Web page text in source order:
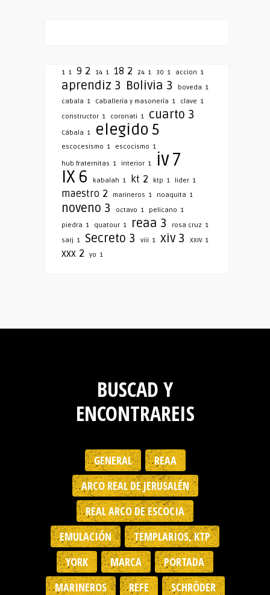
1 1 9 2 14 1 18 2 24 1 30 1 accion 1
aprendiz 3 Bolivia 3 boveda 1
cabala 1 Caballería y masonería 1 clave 1
constructor 1 coronati 1 cuarto 3
Cábala 1 elegido5
escocesismo 1 escocismo 1
hub fraternitas 1 interior 1 iv7
IX 6 kabalah 1 kt 2 ktp 1 lider 1
maestro 2 marineros 1 noaquita 1
noveno 3 octavo 1 pelicano 1
piedra 1 quatour 1 reaa 3 rosa cruz 1
sarj 1 Secreto 3 viii 1 xiv 3 XXIV 1
xxx 2 yo 1
BUSCAD Y
ENCONTRAREIS
GENERAL
REAA
ARCO REAL DE JERUSALÉN
REAL ARCO DE ESCOCIA
EMULACIÓN
TEMPLARIOS, KTP
YORK
MARCA
PORTADA
MARINEROS
REFE SCHRÖDER